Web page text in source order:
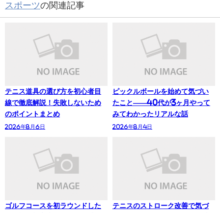
スポーツの関連記事
テニス道具の選び方を初心者目
線で徹底解説！失敗しないため
のポイントまとめ
2026年8月6日
ピックルボールを始めて気づい
たこと——40代が3ヶ月やって
みてわかったリアルな話
2026年8月4日
ゴルフコースを初ラウンドした
テニスのストローク改善で気づ